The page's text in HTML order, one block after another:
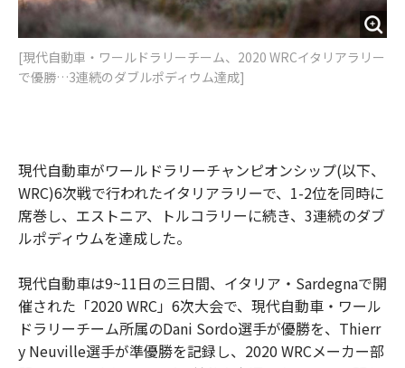
[現代自動車・ワールドラリーチーム、2020 WRCイタリアラリー
で優勝…3連続のダブルポディウム達成]
現代自動車がワールドラリーチャンピオンシップ(以下、
WRC)6次戦で行われたイタリアラリーで、1-2位を同時に
席巻し、エストニア、トルコラリーに続き、3連続のダブ
ルポディウムを達成した。
現代自動車は9~11日の三日間、イタリア・Sardegnaで開
催された「2020 WRC」6次大会で、現代自動車・ワール
ドラリーチーム所属のDani Sordo選手が優勝を、Thierr
y Neuville選手が準優勝を記録し、2020 WRCメーカー部